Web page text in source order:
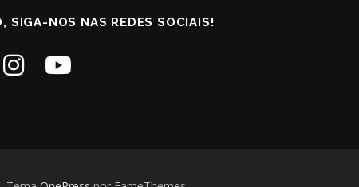
SIGA-NOS NAS REDES SOCIAIS!